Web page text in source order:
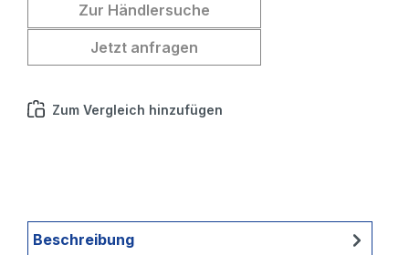
Zur Händlersuche
Jetzt anfragen
Zum Vergleich hinzufügen
Beschreibung